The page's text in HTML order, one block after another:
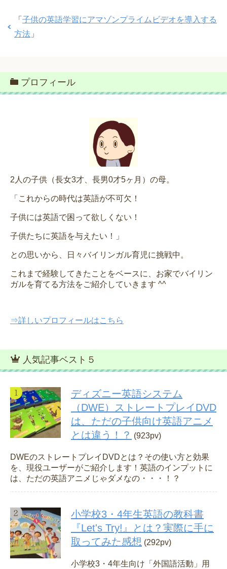
「 子供の英語学習にアマゾンプライムビデオを導入する
方法 」
プロフィール
2人の子供（長女3才、長男0才5ヶ月）の母。
「これからの時代は英語が不可欠！
子供には英語で困って欲しくない！
子供たちに英語を与えたい！」
との思いから、日々バイリンガル育児に挑戦中。
これまで経験してきたことをベースに、お家でバイリン
ガルを育てる方法をご紹介していきます ^^
⇒詳しいプロフィールはこちら
人気記事ベスト５
ディズニー英語システム
（DWE）ストレートプレイDVD
は、ただの子供向け英語アニメ
とは違う！？ (923pv)
DWEのストレートプレイDVDとは？その使い方と効果
を、現役ユーザーがご紹介します！英語のインプットに
は、ただの英語アニメじゃダメなの・・・！？
小学校3・4年生英語の教科書
『Let's Try!』とは？実際に手に
取ってみた感想 (292pv)
小学校3・4年生向け「外国語活動」用